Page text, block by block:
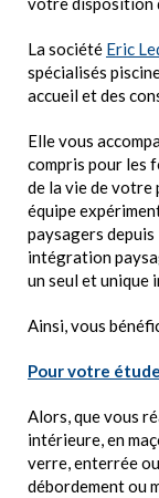
La société Eric
spécialisés
accueil et des
Elle vous
compris pour les
de la vie de votre
équipe
paysagers
intégration
un seul et unique
Ainsi, vous
Pour votre
Alors, que vous
intérieure, en
verre, enterrée
débordement ou